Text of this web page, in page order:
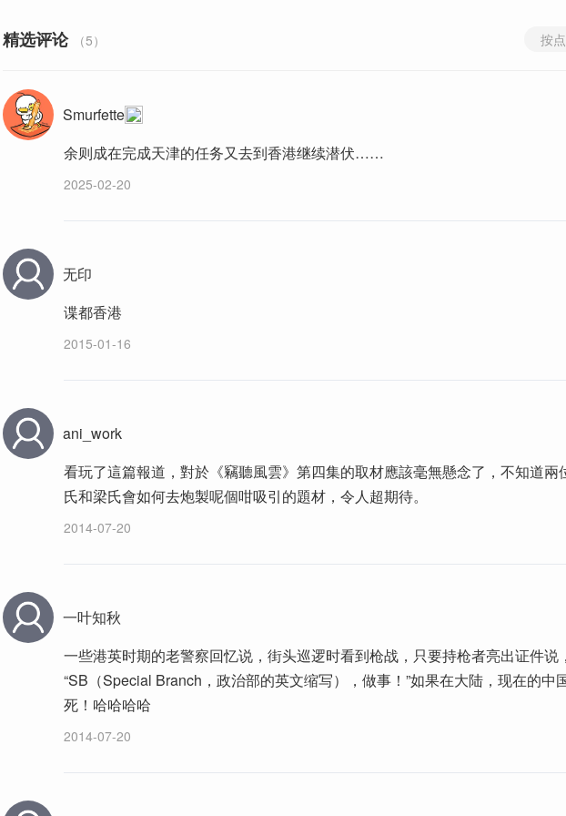
精选评论 （5） 按
Smurfette
余则成在完成天津的任务又去到香港继续潜伏……
2025-02-20
无印
谍都香港
2015-01-16
ani_work
看玩了這篇報道，對於《竊聽風雲》第四集的取材應該毫無懸念了，不知道兩
氏和梁氏會如何去炮製呢個咁吸引的題材，令人超期待。
2014-07-20
一叶知秋
一些港英时期的老警察回忆说，街头巡逻时看到枪战，只要持枪者亮出证件说，
“SB（Special Branch，政治部的英文缩写），做事！”如果在大陆，现在的中
死！哈哈哈哈
2014-07-20